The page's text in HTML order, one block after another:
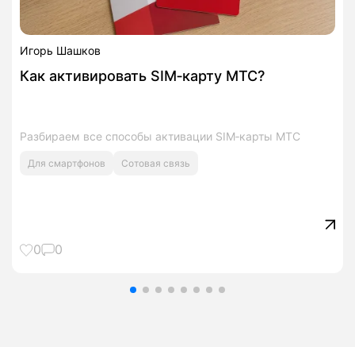
Игорь Шашков
Как активировать SIM‑карту МТС?
Разбираем все способы активации SIM‑карты МТС
Для смартфонов Сотовая связь
0 0